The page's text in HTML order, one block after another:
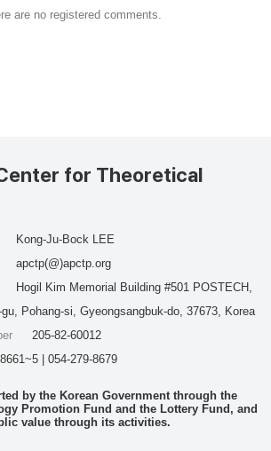
are no registered comments.
for Theoretical
Kong-Ju-Bock LEE
apctp(@)apctp.org
Hogil Kim Memorial Building #501 POSTECH,
Pohang-si, Gyeongsangbuk-do, 37673, Korea
205-82-60012
| 054-279-8679
by the Korean Government through the
Promotion Fund and the Lottery Fund, and
value through its activities.